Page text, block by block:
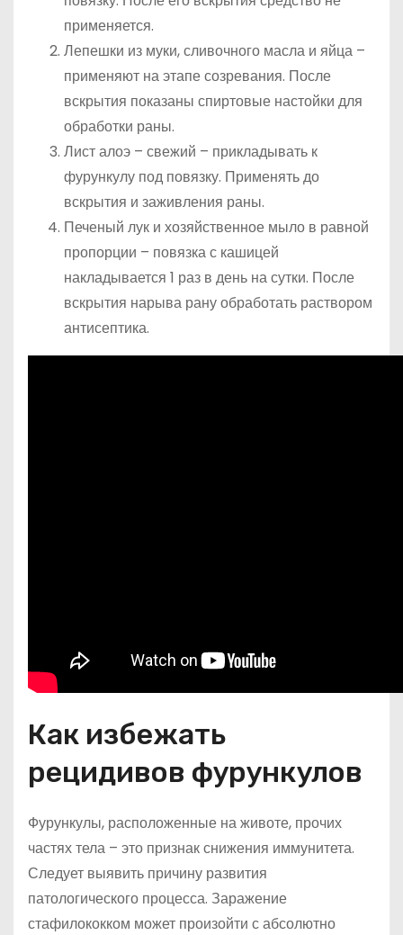
применяется.
Лепешки из муки, сливочного масла и яйца –
применяют на этапе созревания. После
вскрытия показаны спиртовые настойки для
обработки раны.
Лист алоэ – свежий – прикладывать к
фурункулу под повязку. Применять до
вскрытия и заживления раны.
Печеный лук и хозяйственное мыло в равной
пропорции – повязка с кашицей
накладывается 1 раз в день на сутки. После
вскрытия нарыва рану обработать раствором
антисептика.
Как избежать
рецидивов фурункулов
Фурункулы, расположенные на животе, прочих
частях тела – это признак снижения иммунитета.
Следует выявить причину развития
патологического процесса. Заражение
стафилококком может произойти с абсолютно